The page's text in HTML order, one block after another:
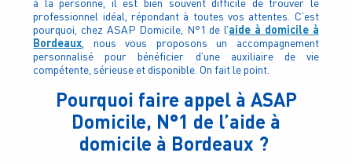
professionnel idéal, répondant à toutes vos attentes. C’est
pourquoi, chez ASAP Domicile, N°1 de l’aide à domicile à
Bordeaux , nous vous proposons un accompagnement
personnalisé pour bénéficier d’une auxiliaire de vie
compétente, sérieuse et disponible. On fait le point.
Pourquoi faire appel à ASAP
Domicile, N°1 de l’aide à
domicile à Bordeaux ?